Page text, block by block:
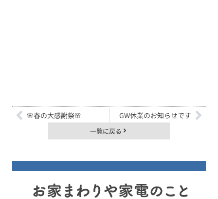
🌸春の大感謝祭🌸 GW休業のお知らせです
一覧に戻る